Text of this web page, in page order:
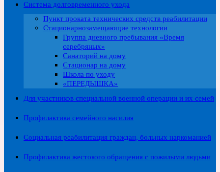
Система долговременного ухода
Пункт проката технических средств реабилитации
Стационарнозамещающие технологии
Группа дневного пребывания «Время
серебряных»
Санаторий на дому
Стационар на дому
Школа по уходу
«ПЕРЕДЫШКА»
Для участников специальной военной операции и их семей
Профилактика семейного насилия
Социальная реабилитация граждан, больных наркоманией
Профилактика жестокого обращения с пожилыми людьми